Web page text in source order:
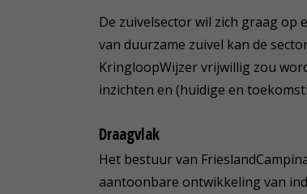
De zuivelsector wil zich graag
van duurzame zuivel kan de
KringloopWijzer vrijwillig zou
inzichten en (huidige en
Draagvlak
Het bestuur van
aantoonbare ontwikkeling van